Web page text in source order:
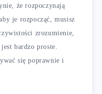
że rozpoczynają
je rozpocząć, musisz
zrozumienie,
bardzo proste.
się poprawnie i